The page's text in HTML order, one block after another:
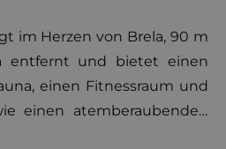
im Herzen von Brela, 90 m
entfernt und bietet einen
einen Fitnessraum und
einen atemberaubenden